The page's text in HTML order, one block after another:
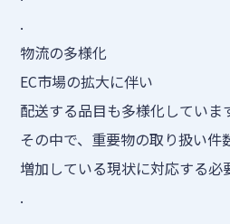
.
物流の多様化
EC市場の拡大に伴い
配送する品目も多様化していま
その中で、重要物の取り扱い件
増加している現状に対応する必
.